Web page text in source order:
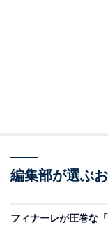
上げなど迫力があ
編集部が選ぶ
フィナーレが圧巻な